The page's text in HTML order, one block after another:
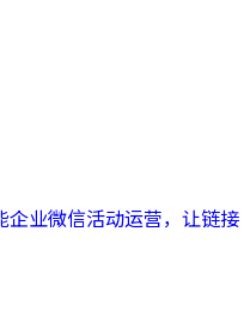
企业微信活动运营，让链接